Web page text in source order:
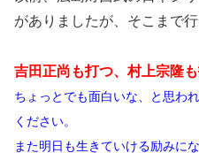
がありましたが、そこまで
吉田正尚も打つ、村上宗隆
ちょっとでも面白いな、と思わ
ください。
また明日も生きていける励みに